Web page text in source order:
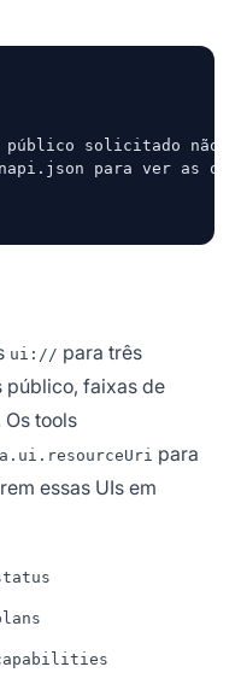
solicitado não
para ver as
ui:// para três
público, faixas de
tools
para
essas UIs em